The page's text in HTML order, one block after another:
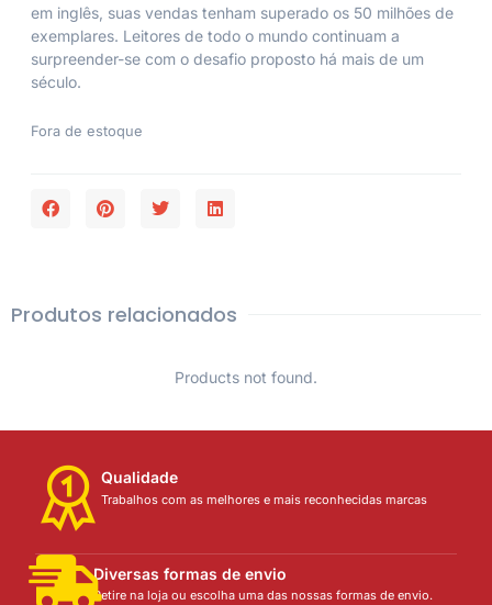
em inglês, suas vendas tenham superado os 50 milhões de
exemplares. Leitores de todo o mundo continuam a
surpreender-se com o desafio proposto há mais de um
século.
Fora de estoque
Produtos relacionados
Products not found.
Qualidade
Trabalhos com as melhores e mais reconhecidas marcas
Diversas formas de envio
Retire na loja ou escolha uma das nossas formas de envio.